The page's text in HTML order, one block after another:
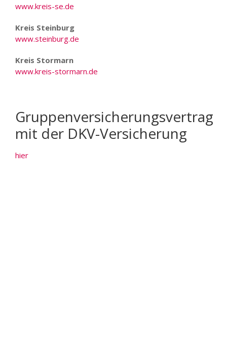
www.kreis-se.de
Kreis Steinburg
www.steinburg.de
Kreis Stormarn
www.kreis-stormarn.de
Gruppenversicherungsvertrag
mit der DKV-Versicherung
hier